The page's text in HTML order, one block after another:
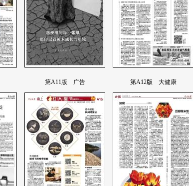
第A11版 广告 第A12版 大健康